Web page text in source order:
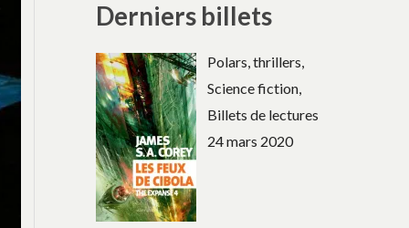
Derniers billets
Polars, thrillers,
Science fiction,
Billets de lectures
24 mars 2020